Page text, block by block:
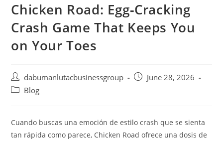
Chicken Road: Egg‑Cracking
Crash Game That Keeps You
on Your Toes
dabumanlutacbusinessgroup
June 28, 2026
Blog
Cuando buscas una emoción de estilo crash que se sienta
tan rápida como parece, Chicken Road ofrece una dosis de